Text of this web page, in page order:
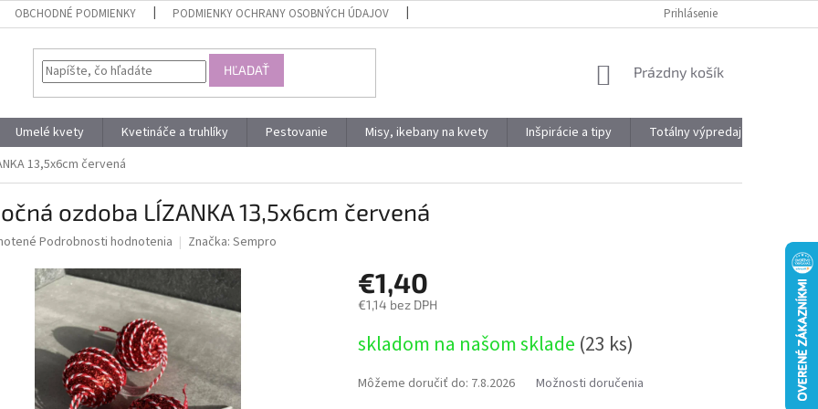
OBCHODNÉ PODMIENKY PODMIENKY OCHRANY OSOBNÝCH ÚDAJOV VÝHODY REGISTRÁCIE
Prihlásenie
HĽADAŤ
NÁKUPNÝ
Prázdny košík
Umelé kvety Kvetináče a truhlíky Pestovanie Misy, ikebany na kvety Inšpirácie a tipy Totálny výpredaj
13,5x6cm červená
ozdoba LÍZANKA 13,5x6cm červená
Podrobnosti hodnotenia Značka: Sempro
€1,40
€1,14 bez DPH
cena:
skladom na našom sklade (23 ks)
Môžeme doručiť do: 7.8.2026 Možnosti doručenia